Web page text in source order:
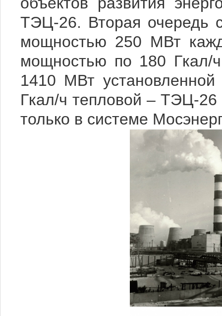
ТЭЦ-26. Вторая очередь
мощностью 250 МВт
мощностью по 180 Гкал/
1410 МВт
Гкал/ч тепловой – ТЭЦ-
только в системе